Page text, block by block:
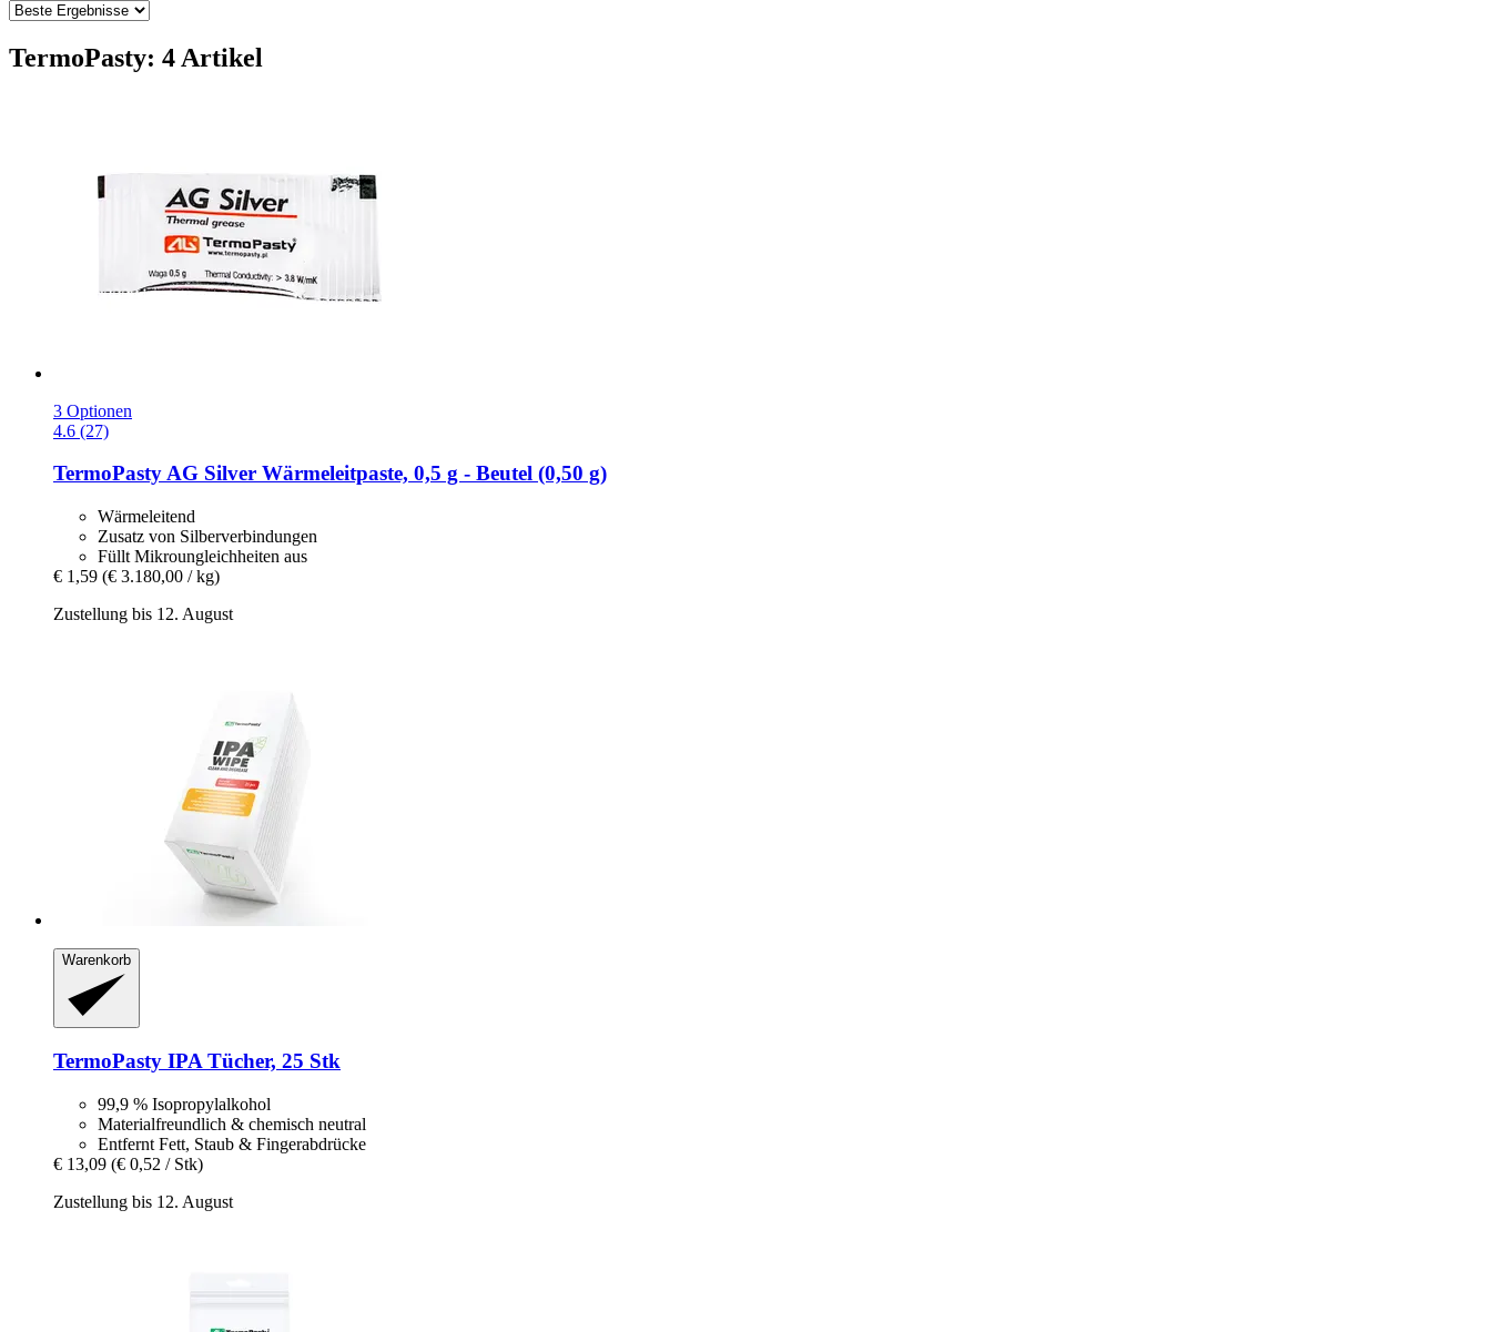
TermoPasty: 4 Artikel
3 Optionen
4.6 (27)
TermoPastyAG Silver Wärmeleitpaste, 0,5 g -​ Beutel (0,50 g)
Wärmeleitend
Zusatz von Silberverbindungen
Füllt Mikroungleichheiten aus
€ 1,59 (€ 3.180,00 / kg)
Zustellung bis 12. August
Warenkorb
TermoPasty IPA Tücher, 25 Stk
99,9 % Isopropylalkohol
Materialfreundlich & chemisch neutral
Entfernt Fett, Staub & Fingerabdrücke
€ 13,09 (€ 0,52 / Stk)
Zustellung bis 12. August